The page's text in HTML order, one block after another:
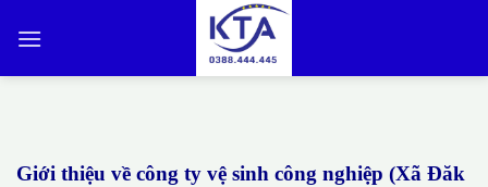
qua
Giới thiệu về công ty vệ sinh công nghiệp (Xã Đăk